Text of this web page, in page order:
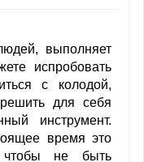
выполняет
испробовать
с колодой,
для себя
инструмент.
время это
чтобы не быть